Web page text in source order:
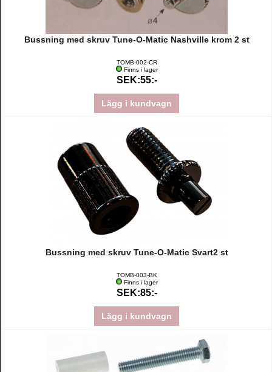
Bussning med skruv Tune-O-Matic Nashville krom 2 st
TOMB-002-CR
Finns i lager
SEK:55:-
Lägg i kundvagn
Bussning med skruv Tune-O-Matic Svart2 st
TOMB-003-BK
Finns i lager
SEK:85:-
Lägg i kundvagn